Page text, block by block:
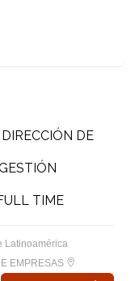
DE
TIME
Latinoamérica
EMPRESAS